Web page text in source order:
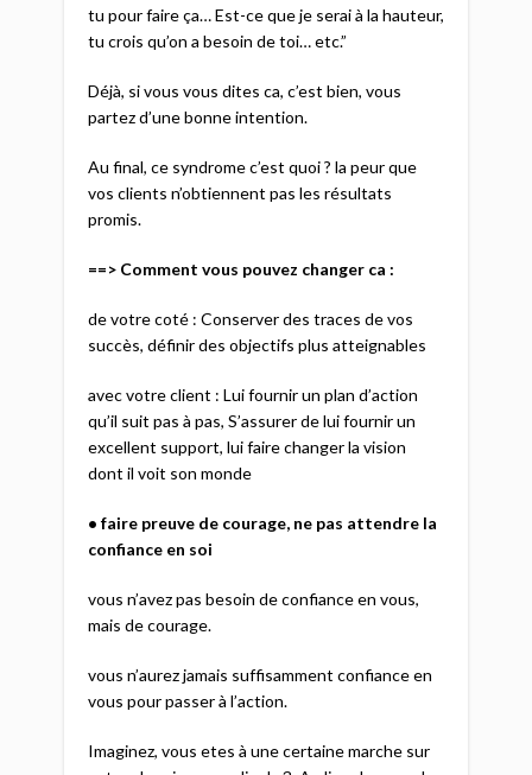
tu pour faire ça… Est-ce que je serai à la hauteur,
tu crois qu’on a besoin de toi… etc.”
Déjà, si vous vous dites ca, c’est bien, vous
partez d’une bonne intention.
Au final, ce syndrome c’est quoi ? la peur que
vos clients n’obtiennent pas les résultats
promis.
==> Comment vous pouvez changer ca :
de votre coté : Conserver des traces de vos
succès, définir des objectifs plus atteignables
avec votre client : Lui fournir un plan d’action
qu’il suit pas à pas, S’assurer de lui fournir un
excellent support, lui faire changer la vision
dont il voit son monde
• faire preuve de courage, ne pas attendre la
confiance en soi
vous n’avez pas besoin de confiance en vous,
mais de courage.
vous n’aurez jamais suffisamment confiance en
vous pour passer à l’action.
Imaginez, vous etes à une certaine marche sur